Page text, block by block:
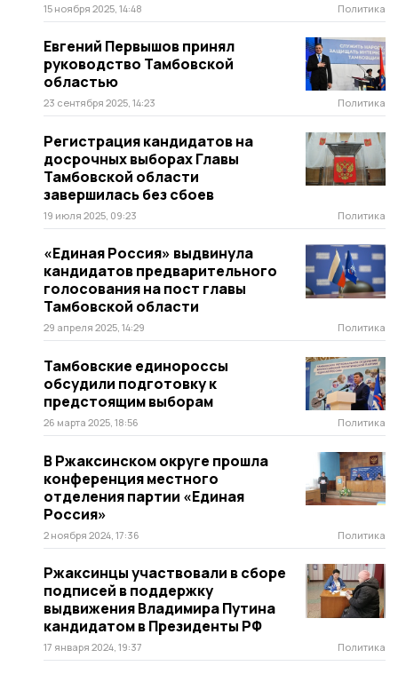
15 ноября 2025, 14:48 Политика
Евгений Первышов принял
руководство Тамбовской
областью
23 сентября 2025, 14:23 Политика
Регистрация кандидатов на
досрочных выборах Главы
Тамбовской области
завершилась без сбоев
19 июля 2025, 09:23 Политика
«Единая Россия» выдвинула
кандидатов предварительного
голосования на пост главы
Тамбовской области
29 апреля 2025, 14:29 Политика
Тамбовские единороссы
обсудили подготовку к
предстоящим выборам
26 марта 2025, 18:56 Политика
В Ржаксинском округе прошла
конференция местного
отделения партии «Единая
Россия»
2 ноября 2024, 17:36 Политика
Ржаксинцы участвовали в сборе
подписей в поддержку
выдвижения Владимира Путина
кандидатом в Президенты РФ
17 января 2024, 19:37 Политика